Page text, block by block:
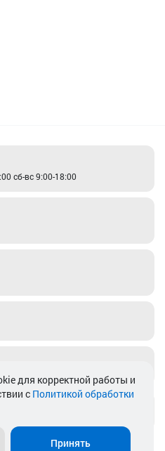
сб-вс 9:00-18:00
для корректной работы и
с Политикой обработки
Принять